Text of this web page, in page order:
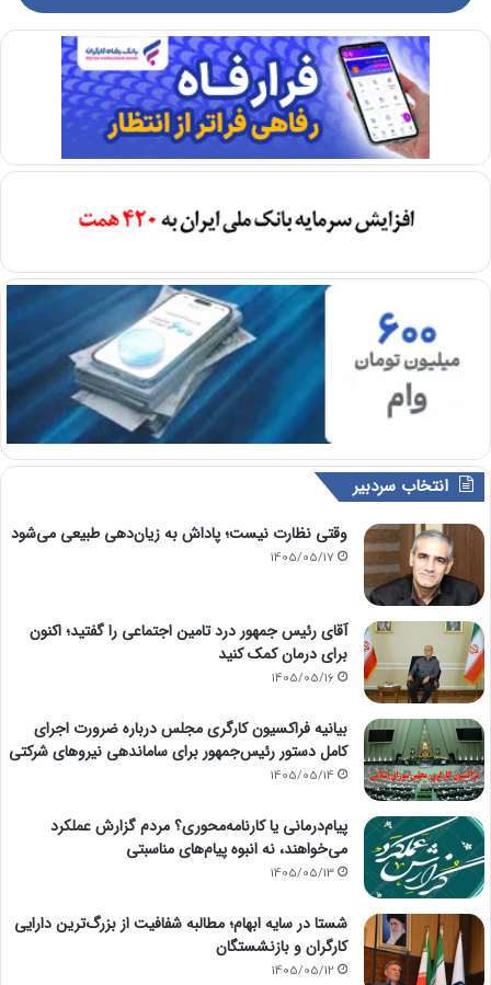
انتخاب سردبیر
وقتی نظارت نیست؛ پاداش به زیان‌دهی طبیعی می‌شود
1405/05/17
آقای رئیس جمهور درد تامین اجتماعی را گفتید؛ اکنون
برای درمان کمک کنید
1405/05/16
بیانیه فراکسیون کارگری مجلس درباره ضرورت اجرای
کامل دستور رئیس‌جمهور برای ساماندهی نیروهای شرکتی
1405/05/14
پیام‌درمانی یا کارنامه‌محوری؟ مردم گزارش عملکرد
می‌خواهند، نه انبوه پیام‌های مناسبتی
1405/05/13
شستا در سایه ابهام؛ مطالبه شفافیت از بزرگ‌ترین دارایی
کارگران و بازنشستگان
1405/05/12